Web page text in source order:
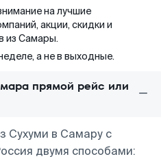
на лучшие
акции, скидки и
из Самары.
а не в выходные.
прямой рейс или
Сухуми в Самару с
двумя способами: